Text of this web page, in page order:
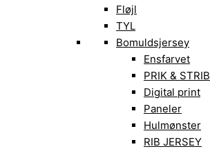
Fløjl
TYL
Bomuldsjersey
Ensfarvet
PRIK & STRIB
Digital print
Paneler
Hulmønster
RIB JERSEY